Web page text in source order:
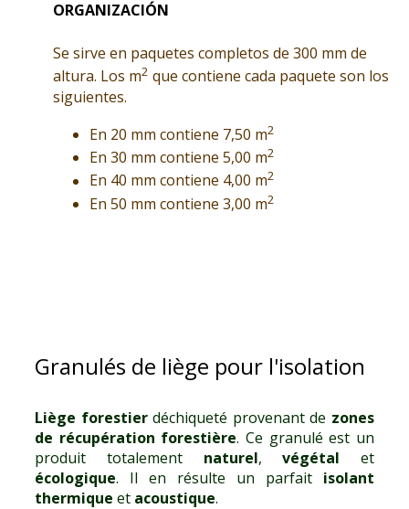
ORGANIZACIÓN
Se sirve en paquetes completos de 300 mm de
altura. Los m2 que contiene cada paquete son los
siguientes.
En 20 mm contiene 7,50 m2
En 30 mm contiene 5,00 m2
En 40 mm contiene 4,00 m2
En 50 mm contiene 3,00 m2
Granulés de liège pour l'isolation
Liège forestierdéchiqueté provenant de zones
de récupération forestière. Ce granulé est un
produit totalement naturel,végétal et
écologique. Il en résulte un parfait isolant
thermique et acoustique.